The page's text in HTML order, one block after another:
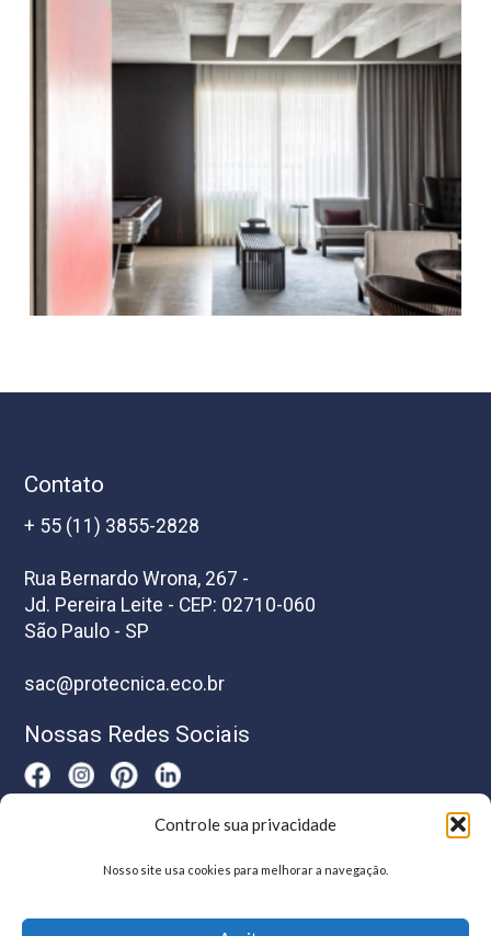
Controle sua privacidade
Nosso site usa cookies para melhorar a navegação.
Contato
+ 55 (11) 3855-2828
Rua Bernardo Wrona, 267 -
Jd. Pereira Leite - CEP: 02710-060
São Paulo - SP
sac@protecnica.eco.br
Nossas Redes Sociais